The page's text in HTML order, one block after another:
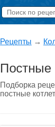
Рецепты →
Постные
Подборка
постные